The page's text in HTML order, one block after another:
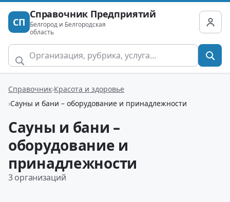
СП
Справочник Предприятий
Белгород и Белгородская
область
Справочник Красота и здоровье
Сауны и бани – оборудование и принадлежности
Сауны и бани –
оборудование и
принадлежности
3 организаций